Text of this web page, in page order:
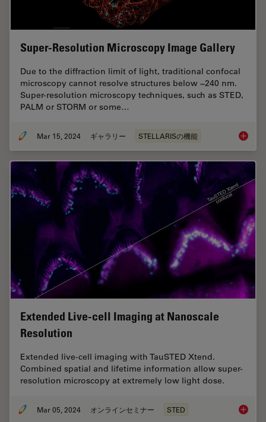
Super-Resolution Microscopy Image Gallery
Due to the diffraction limit of light, traditional confocal
microscopy cannot resolve structures below ~240 nm.
Super-resolution microscopy techniques, such as STED,
PALM or STORM or some…
Mar 15, 2024 ギャラリー STELLARISの機能 Super-
Extended Live-cell Imaging at Nanoscale
Resolution
Extended live-cell imaging with TauSTED Xtend.
Combined spatial and lifetime information allow super-
resolution microscopy at extremely low light dose.
Mar 05, 2024 オンラインセミナー STED